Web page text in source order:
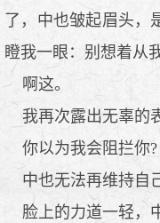
了，中也皱起眉头，
瞪我一眼：别想着从
啊这。
我再次露出无辜的
你以为我会阻拦你?
中也无法再维持自
脸上的力道一轻，